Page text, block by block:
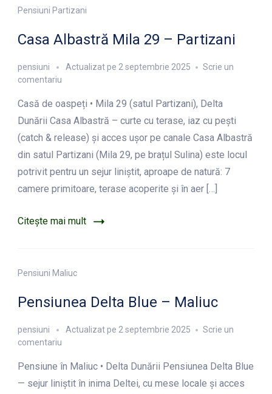
Pensiuni Partizani
Casa Albastră Mila 29 – Partizani
pensiuni Actualizat pe 2 septembrie 2025
Scrie un
comentariu
Albastră
Mila
–
Partizani
Casă de oaspeți • Mila 29 (satul Partizani), Delta
Dunării Casa Albastră – curte cu terase, iaz cu pești
(catch & release) și acces ușor pe canale Casa Albastră
din satul Partizani (Mila 29, pe brațul Sulina) este locul
potrivit pentru un sejur liniștit, aproape de natură: 7
camere primitoare, terase acoperite și în aer […]
Citește mai mult
Pensiuni Maliuc
Pensiunea Delta Blue – Maliuc
pensiuni Actualizat pe 2 septembrie 2025
Scrie un
comentariu
Delta
Blue
Pensiune în Maliuc • Delta Dunării Pensiunea Delta Blue
— sejur liniștit în inima Deltei, cu mese locale și acces